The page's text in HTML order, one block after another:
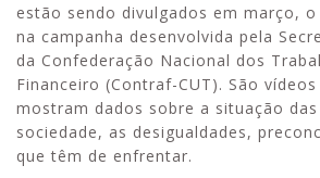
estão sendo divulgados em março,
na campanha desenvolvida pela
da Confederação Nacional dos
Financeiro (Contraf-CUT). São
mostram dados sobre a situação
sociedade, as desigualdades,
que têm de enfrentar.